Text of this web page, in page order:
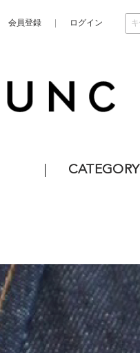
会員登録 ログイン
CATEGORY